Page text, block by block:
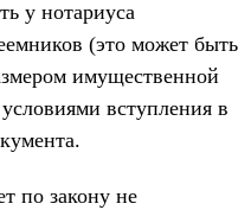
у нотариуса
(это может быть
имущественной
вступления в
по закону не